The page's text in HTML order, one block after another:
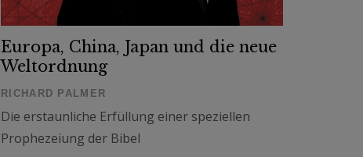
Europa, China, Japan und die neue
Weltordnung
RICHARD PALMER
Die erstaunliche Erfüllung einer speziellen
Prophezeiung der Bibel